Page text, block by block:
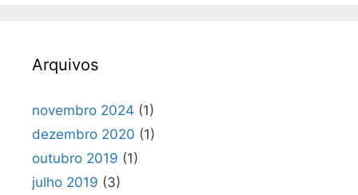
Arquivos
novembro 2024 (1)
dezembro 2020 (1)
outubro 2019 (1)
julho 2019 (3)